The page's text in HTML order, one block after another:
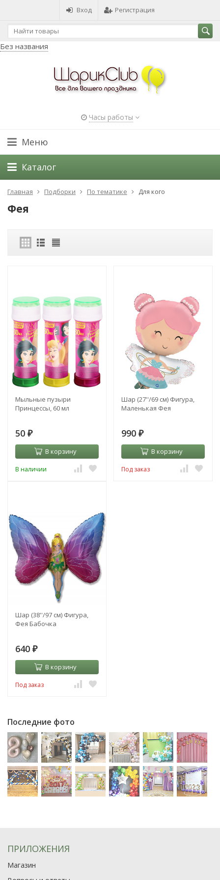
Вход Регистрация
Без названия
Часы работы
Меню
Каталог
Главная Подборки По тематике Для кого
Фея
Мыльные пузыри
Принцессы, 60 мл
50 ₽
В корзину
В наличии
Шар (27''/69 см) Фигура,
Маленькая Фея
990 ₽
В корзину
Под заказ
Шар (38''/97 см) Фигура,
Фея Бабочка
640 ₽
В корзину
Под заказ
Последние фото
ПРИЛОЖЕНИЯ
Магазин